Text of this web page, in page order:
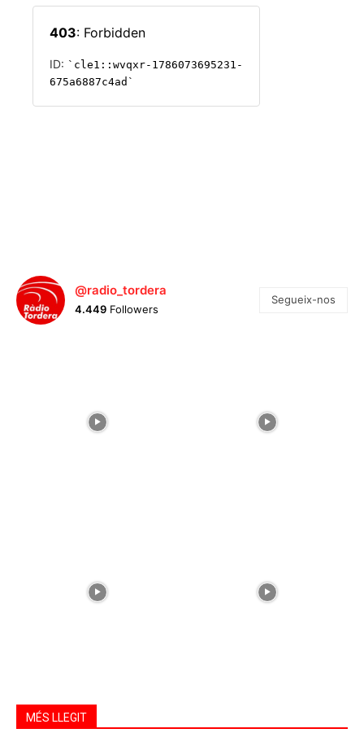
@radio_tordera
4.449 Followers
Segueix-nos
MÉS LLEGIT